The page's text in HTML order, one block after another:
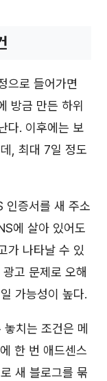
으로 들어가면
방금 만든 하위
다. 이후에는 보
, 최대 7일 정도
인증서를 새 주소
에 살아 있어도
가 나타날 수 있
고 문제로 오해
가능성이 높다.
치는 조건은 메
한 번 애드센스
새 블로그를 묶